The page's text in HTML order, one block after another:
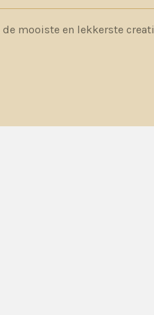
de mooiste en lekkerste